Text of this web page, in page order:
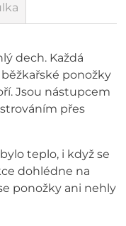
dech. Každá
ponožky
Jsou nástupcem
přes
teplo, i když se
dohlédne na
ponožky ani nehly